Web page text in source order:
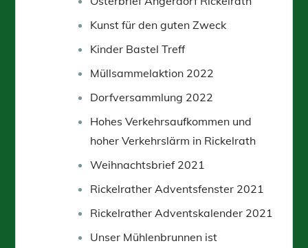
Kunst für den guten Zweck
Kinder Bastel Treff
Müllsammelaktion 2022
Dorfversammlung 2022
Hohes Verkehrsaufkommen und
hoher Verkehrslärm in Rickelrath
Weihnachtsbrief 2021
Rickelrather Adventsfenster 2021
Rickelrather Adventskalender 2021
Unser Mühlenbrunnen ist